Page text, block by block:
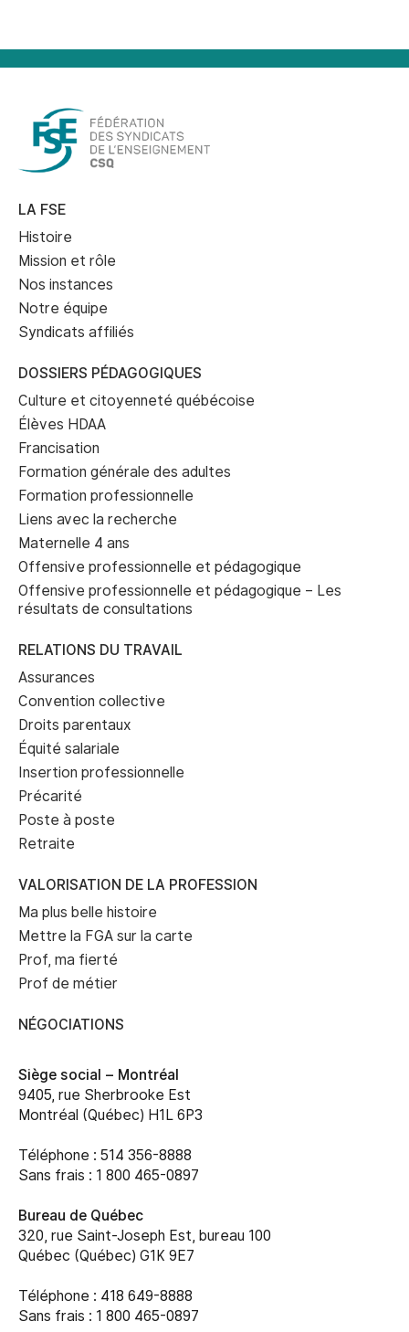
LA FSE
Histoire
Mission et rôle
Nos instances
Notre équipe
Syndicats affiliés
DOSSIERS PÉDAGOGIQUES
Culture et citoyenneté québécoise
Élèves HDAA
Francisation
Formation générale des adultes
Formation professionnelle
Liens avec la recherche
Maternelle 4 ans
Offensive professionnelle et pédagogique
Offensive professionnelle et pédagogique – Les
résultats de consultations
RELATIONS DU TRAVAIL
Assurances
Convention collective
Droits parentaux
Équité salariale
Insertion professionnelle
Précarité
Poste à poste
Retraite
VALORISATION DE LA PROFESSION
Ma plus belle histoire
Mettre la FGA sur la carte
Prof, ma fierté
Prof de métier
NÉGOCIATIONS
Siège social – Montréal
9405, rue Sherbrooke Est
Montréal (Québec) H1L 6P3
Téléphone : 514 356-8888
Sans frais : 1 800 465-0897
Bureau de Québec
320, rue Saint-Joseph Est, bureau 100
Québec (Québec) G1K 9E7
Téléphone : 418 649-8888
Sans frais : 1 800 465-0897